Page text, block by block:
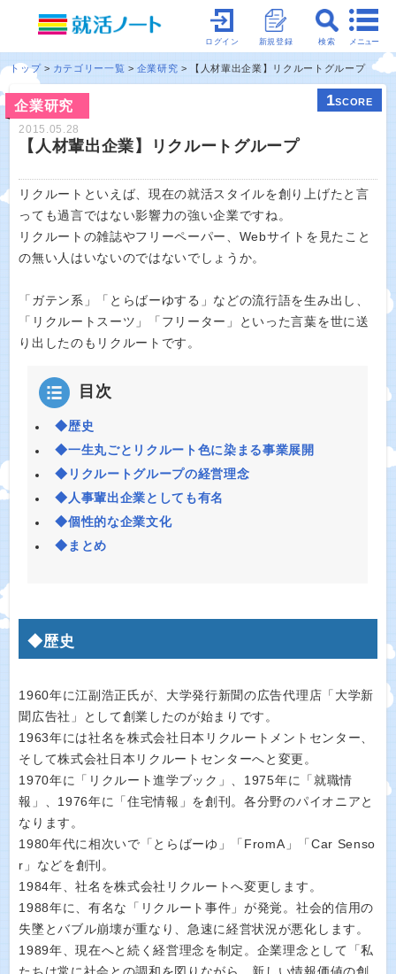
メニュー
検索
新規登録
ログイン
トップ カテゴリー一覧 企業研究 【人材輩出企業】リクルートグループ
企業研究 1SCORE
2015.05.28
【人材輩出企業】リクルートグループ
リクルートといえば、現在の就活スタイルを創り上げたと言
っても過言ではない影響力の強い企業ですね。
リクルートの雑誌やフリーペーパー、Webサイトを見たこと
の無い人はいないのではないでしょうか。
「ガテン系」「とらばーゆする」などの流行語を生み出し、
「リクルートスーツ」「フリーター」といった言葉を世に送
り出したのもリクルートです。
目次
◆歴史
◆一生丸ごとリクルート色に染まる事業展開
◆リクルートグループの経営理念
◆人事輩出企業としても有名
◆個性的な企業文化
◆まとめ
◆歴史
1960年に江副浩正氏が、大学発行新聞の広告代理店「大学新
聞広告社」として創業したのが始まりです。
1963年には社名を株式会社日本リクルートメントセンター、
そして株式会社日本リクルートセンターへと変更。
1970年に「リクルート進学ブック」、1975年に「就職情
報」、1976年に「住宅情報」を創刊。各分野のパイオニアと
なります。
1980年代に相次いで「とらばーゆ」「FromA」「Car Senso
r」などを創刊。
1984年、社名を株式会社リクルートへ変更します。
1988年に、有名な「リクルート事件」が発覚。社会的信用の
失墜とバブル崩壊が重なり、急速に経営状況が悪化します。
1989年、現在へと続く経営理念を制定。企業理念として「私
たちは常に社会との調和を図りながら、新しい情報価値の創